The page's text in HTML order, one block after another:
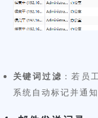
关键词过滤 ：若员
系统自动标记并通知